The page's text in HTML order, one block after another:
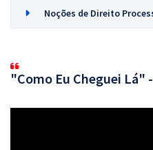
Noções de Direito
"Como Eu Cheguei Lá"